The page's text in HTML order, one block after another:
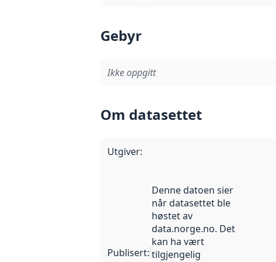
Gebyr
Ikke oppgitt
Om datasettet
Utgiver:
Publisert:
Denne datoen sier
når datasettet ble
høstet av
data.norge.no. Det
kan ha vært
tilgjengelig